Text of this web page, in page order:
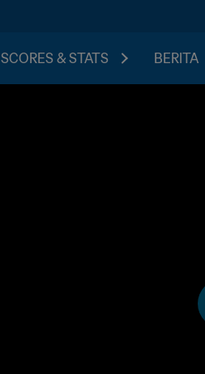
SCORES & STATS BERITA